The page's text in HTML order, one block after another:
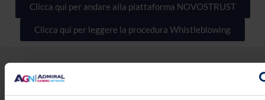
Clicca qui per andare alla piattaforma NOVOSTRUST
Clicca qui per leggere la procedura Whistleblowing